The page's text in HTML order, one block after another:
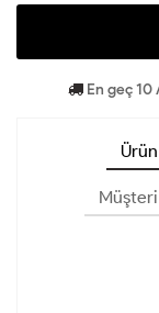
En geç
Müşteri